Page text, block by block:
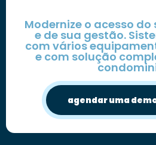
Modernize o acesso
e de sua gestão.
com vários
e com solução
agendar uma